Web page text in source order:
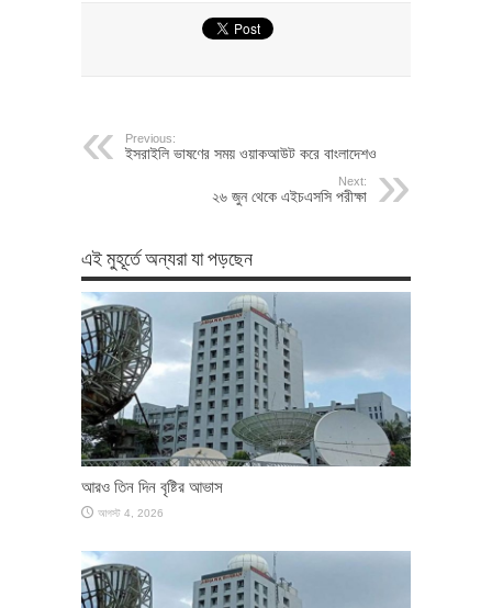
Previous:
ইসরাইলি ভাষণের সময় ওয়াকআউট করে বাংলাদেশও
Next:
২৬ জুন থেকে এইচএসসি পরীক্ষা
এই মুহূর্তে অন্যরা যা পড়ছেন
আরও তিন দিন বৃষ্টির আভাস
আগস্ট 4, 2026